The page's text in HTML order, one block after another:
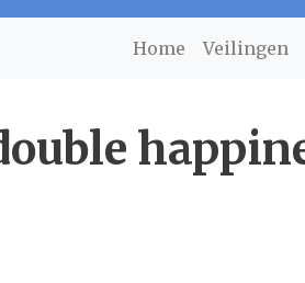
Home Veilingen